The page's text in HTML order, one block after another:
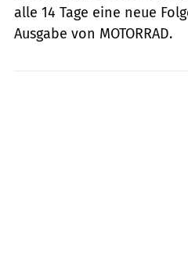
alle 14 Tage eine neue
Ausgabe von MOTORRAD.